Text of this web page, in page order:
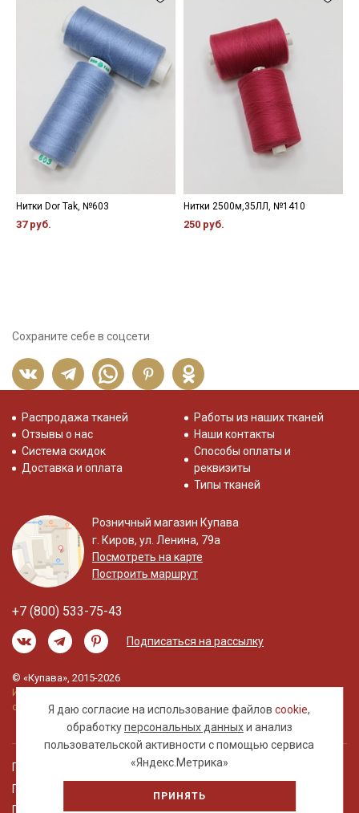
Нитки Dor Tak, №603
37 руб.
Нитки 2500м,35ЛЛ, №1410
250 руб.
Сохраните себе в соцсети
Я даю согласие на использование файловcookie,
обработкуперсональных данныхи анализ
пользовательской активности с помощью сервиса
«Яндекс.Метрика»
ПРИНЯТЬ
Распродажа тканей
Отзывы о нас
Система скидок
Доставка и оплата
Работы из наших тканей
Наши контакты
Способы оплаты и
реквизиты
Типы тканей
Розничный магазин Купава
г. Киров, ул. Ленина, 79а
Посмотреть на карте
Построить маршрут
+7 (800) 533-75-43
Подписаться на рассылку
© «Купава», 2015-2026
Информация на сайте не является публичной
офертой.
Правовая информация
Политика обработки персональных данных
Пользовательское соглашение